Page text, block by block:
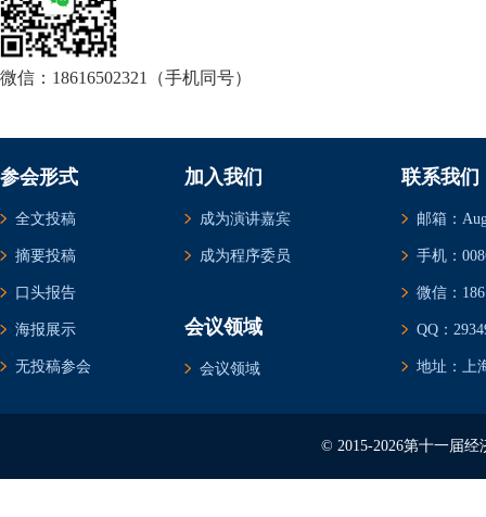
微信：18616502321（手机同号）
参会形式
全文投稿
摘要投稿
口头报告
海报展示
无投稿参会
加入我们
成为演讲嘉宾
成为程序委员
会议领域
会议领域
联系我们
邮箱：
手机：
微信：
QQ：
地址：上
© 2015-2026第十一届